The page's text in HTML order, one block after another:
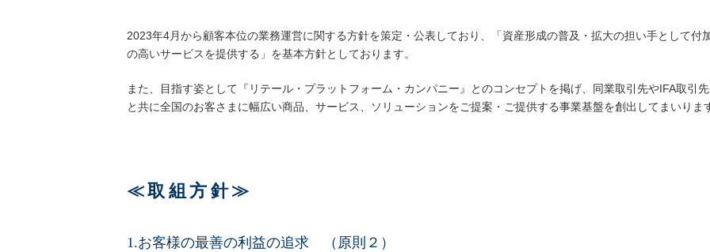
2023年4月から顧客本位の業務運営に関する方針を策定・公表しており、「資産形成の普及・拡大の担い手として付
の高いサービスを提供する」を基本方針としております。
また、目指す姿として『リテール・プラットフォーム・カンパニー』とのコンセプトを掲げ、同業取引先やIFA取引
と共に全国のお客さまに幅広い商品、サービス、ソリューションをご提案・ご提供する事業基盤を創出してまいりま
≪取組方針≫
1.お客様の最善の利益の追求 （原則２）